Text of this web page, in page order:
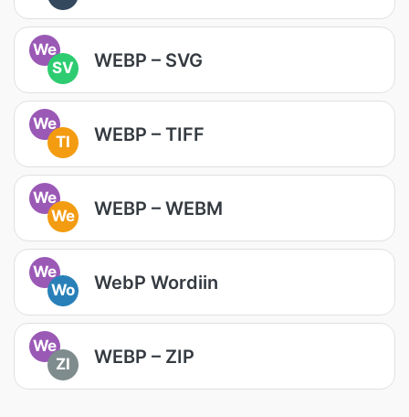
We
SV
WEBP – SVG
We
TI
WEBP – TIFF
We
We
WEBP – WEBM
We
Wo
WebP Wordiin
We
ZI
WEBP – ZIP